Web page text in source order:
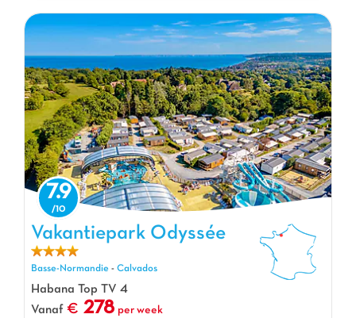
Vakantiepark Odyssée, Vakantiepark Basse-Normandie
7.9
Vakantiepark Odyssée
Basse-Normandie - Calvados
Habana Top TV 4
Vanaf
278 per week